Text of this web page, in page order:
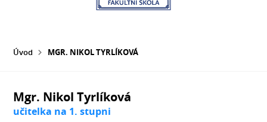
Úvod MGR. NIKOL TYRLÍKOVÁ
Mgr. Nikol Tyrlíková
učitelka na 1. stupni